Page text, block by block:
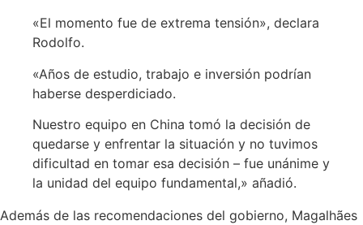
«El momento fue de extrema tensión», declara
Rodolfo.
«Años de estudio, trabajo e inversión podrían
haberse desperdiciado.
Nuestro equipo en China tomó la decisión de
quedarse y enfrentar la situación y no tuvimos
dificultad en tomar esa decisión – fue unánime y
la unidad del equipo fundamental,» añadió.
Además de las recomendaciones del gobierno, Magalhães